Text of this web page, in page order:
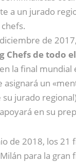
a un jurado
de
Chefs de todo
la final mundial
asignará un
jurado
en su
de 2018, los 21
para la gran